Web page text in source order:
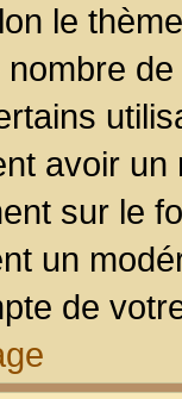
le
avoir
sur le
un
de